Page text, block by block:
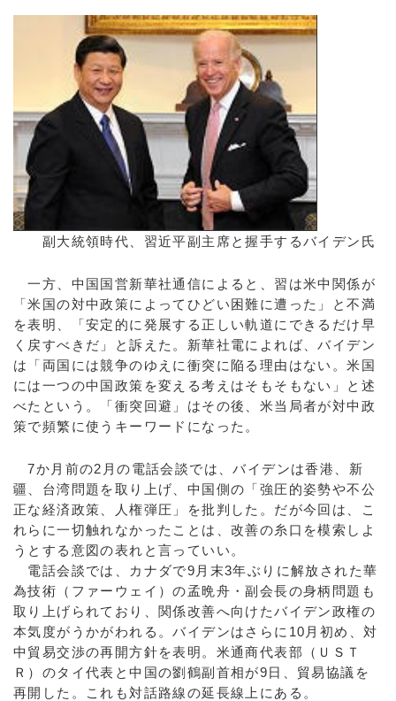
副大統領時代、習近平副主席と握手するバイデン氏
一方、中国国営新華社通信によると、習は米中関係が
「米国の対中政策によってひどい困難に遭った」と不満
を表明、「安定的に発展する正しい軌道にできるだけ早
く戻すべきだ」と訴えた。新華社電によれば、バイデン
は「両国には競争のゆえに衝突に陥る理由はない。米国
には一つの中国政策を変える考えはそもそもない」と述
べたという。「衝突回避」はその後、米当局者が対中政
策で頻繁に使うキーワードになった。
7か月前の2月の電話会談では、バイデンは香港、新
疆、台湾問題を取り上げ、中国側の「強圧的姿勢や不公
正な経済政策、人権弾圧」を批判した。だが今回は、こ
れらに一切触れなかったことは、改善の糸口を模索しよ
うとする意図の表れと言っていい。
電話会談では、カナダで9月末3年ぶりに解放された華
為技術（ファーウェイ）の孟晩舟・副会長の身柄問題も
取り上げられており、関係改善へ向けたバイデン政権の
本気度がうかがわれる。バイデンはさらに10月初め、対
中貿易交渉の再開方針を表明。米通商代表部（ＵＳＴ
Ｒ）のタイ代表と中国の劉鶴副首相が9日、貿易協議を
再開した。これも対話路線の延長線上にある。